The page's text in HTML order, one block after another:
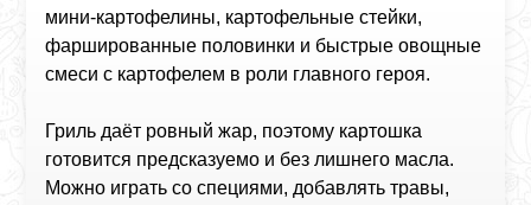
мини‑картофелины, картофельные стейки,
фаршированные половинки и быстрые овощные
смеси с картофелем в роли главного героя.
Гриль даёт ровный жар, поэтому картошка
готовится предсказуемо и без лишнего масла.
Можно играть со специями, добавлять травы,